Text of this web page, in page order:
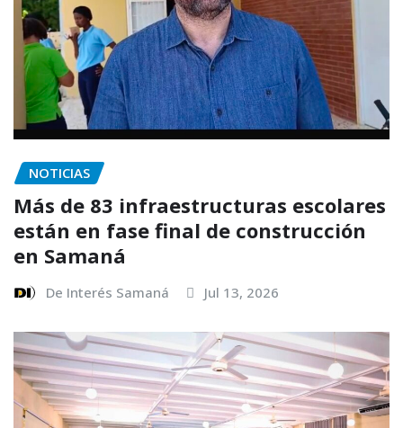
NOTICIAS
Más de 83 infraestructuras escolares
están en fase final de construcción
en Samaná
De Interés Samaná Jul 13, 2026